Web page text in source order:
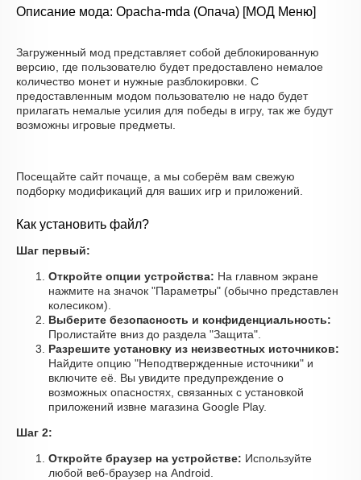
Описание мода: Opacha-mda (Опача) [МОД Меню]
Загруженный мод представляет собой деблокированную
версию, где пользователю будет предоставлено немалое
количество монет и нужные разблокировки. С
предоставленным модом пользователю не надо будет
прилагать немалые усилия для победы в игру, так же будут
возможны игровые предметы.
Посещайте сайт почаще, а мы соберём вам свежую
подборку модификаций для ваших игр и приложений.
Как установить файл?
Шаг первый:
Откройте опции устройства: На главном экране
нажмите на значок "Параметры" (обычно представлен
колесиком).
Выберите безопасность и конфиденциальность:
Пролистайте вниз до раздела "Защита".
Разрешите установку из неизвестных источников:
Найдите опцию "Неподтвержденные источники" и
включите её. Вы увидите предупреждение о
возможных опасностях, связанных с установкой
приложений извне магазина Google Play.
Шаг 2:
Откройте браузер на устройстве: Используйте
любой веб-браузер на Android.